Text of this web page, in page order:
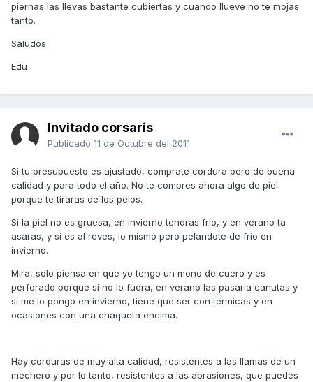
piernas las llevas bastante cubiertas y cuando llueve no te mojas
tanto.
Saludos
Edu
Invitado corsaris
Publicado 11 de Octubre del 2011
Si tu presupuesto es ajustado, comprate cordura pero de buena
calidad y para todo el año. No te compres ahora algo de piel
porque te tiraras de los pelos.
Si la piel no es gruesa, en invierno tendras frio, y en verano ta
asaras, y si es al reves, lo mismo pero pelandote de frio en
invierno.
Mira, solo piensa en que yo tengo un mono de cuero y es
perforado porque si no lo fuera, en verano las pasaria canutas y
si me lo pongo en invierno, tiene que ser con termicas y en
ocasiones con una chaqueta encima.
Hay corduras de muy alta calidad, resistentes a las llamas de un
mechero y por lo tanto, resistentes a las abrasiones, que puedes